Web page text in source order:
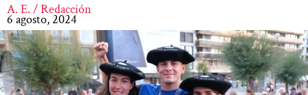
A. E. / Redacción
6 agosto, 2024